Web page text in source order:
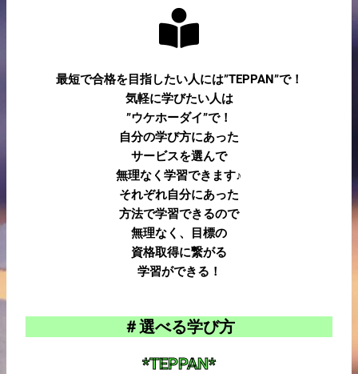
最短で合格を目指したい人には”TEPPAN”で！
気軽に学びたい人は
”ウケホーダイ”で！
自分の学び方にあった
サービスを選んで
無理なく学習できます♪
それぞれ自分にあった
方法で学習できるので
無理なく、目標の
資格取得に繋がる
学習ができる！
＃選べる学び方
*TEPPAN*